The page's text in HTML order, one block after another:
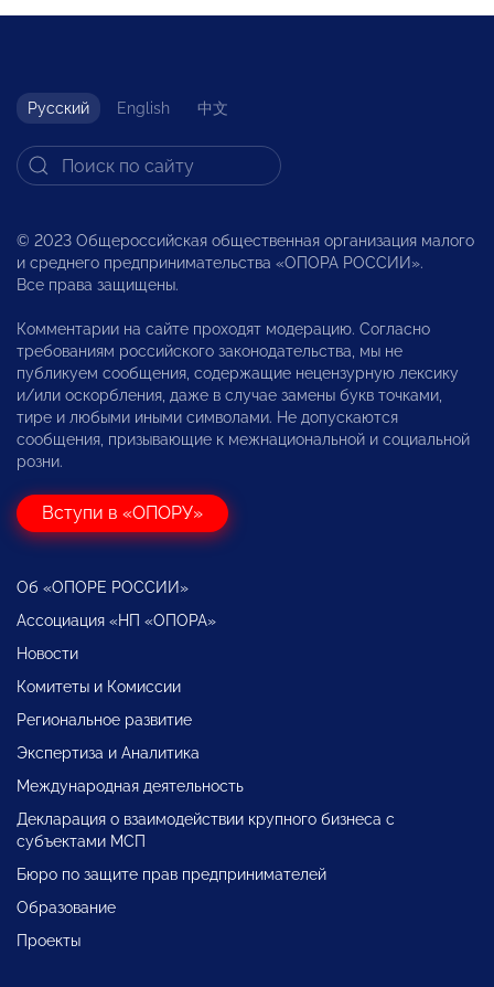
Русский English 中文
© 2023 Общероссийская общественная организация малого
и среднего предпринимательства «ОПОРА РОССИИ».
Все права защищены.
Комментарии на сайте проходят модерацию. Согласно
требованиям российского законодательства, мы не
публикуем сообщения, содержащие нецензурную лексику
и/или оскорбления, даже в случае замены букв точками,
тире и любыми иными символами. Не допускаются
сообщения, призывающие к межнациональной и социальной
розни.
Вступи в «ОПОРУ»
Об «ОПОРЕ РОССИИ»
Ассоциация «НП «ОПОРА»
Новости
Комитеты и Комиссии
Региональное развитие
Экспертиза и Аналитика
Международная деятельность
Декларация о взаимодействии крупного бизнеса с
субъектами МСП
Бюро по защите прав предпринимателей
Образование
Проекты